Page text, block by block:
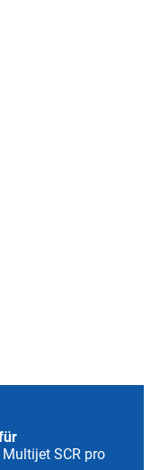
SCR pro